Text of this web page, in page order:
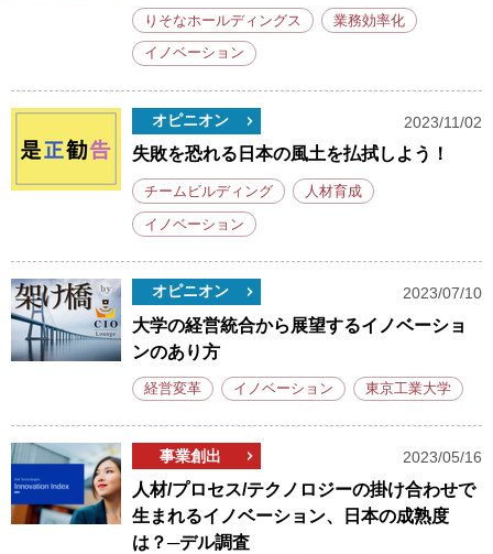
りそなホールディングス 業務効率化
イノベーション
オピニオン 2023/11/02
失敗を恐れる日本の風土を払拭しよう！
チームビルディング 人材育成
イノベーション
オピニオン 2023/07/10
大学の経営統合から展望するイノベーショ
ンのあり方
経営変革 イノベーション 東京工業大学
事業創出 2023/05/16
人材/プロセス/テクノロジーの掛け合わせで
生まれるイノベーション、日本の成熟度
は？─デル調査